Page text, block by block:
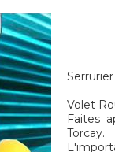
Volet
Faites
Torcay.